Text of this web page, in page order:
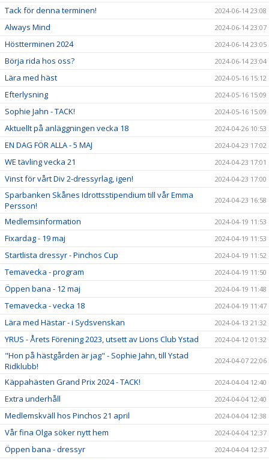
Tack för denna terminen! 2024-06-14 23:08
Always Mind 2024-06-14 23:07
Höstterminen 2024 2024-06-14 23:05
Börja rida hos oss? 2024-06-14 23:04
Lära med häst 2024-05-16 15:12
Efterlysning 2024-05-16 15:09
Sophie Jahn - TACK! 2024-05-16 15:09
Aktuellt på anläggningen vecka 18 2024-04-26 10:53
EN DAG FÖR ALLA - 5 MAJ 2024-04-23 17:02
WE tävling vecka 21 2024-04-23 17:01
Vinst för vårt Div 2-dressyrlag, igen! 2024-04-23 17:00
Sparbanken Skånes Idrottsstipendium till vår Emma
Persson!
2024-04-23 16:58
Medlemsinformation 2024-04-19 11:53
Fixardag - 19 maj 2024-04-19 11:53
Startlista dressyr - Pinchos Cup 2024-04-19 11:52
Temavecka - program 2024-04-19 11:50
Öppen bana - 12 maj 2024-04-19 11:48
Temavecka - vecka 18 2024-04-19 11:47
Lära med Hästar - i Sydsvenskan 2024-04-13 21:32
YRUS - Årets Förening 2023, utsett av Lions Club Ystad 2024-04-12 01:32
"Hon på hästgården är jag" - Sophie Jahn, till Ystad
Ridklubb!
2024-04-07 22:06
Käppahästen Grand Prix 2024 - TACK! 2024-04-04 12:40
Extra underhåll 2024-04-04 12:40
Medlemskväll hos Pinchos 21 april 2024-04-04 12:38
Vår fina Olga söker nytt hem 2024-04-04 12:37
Öppen bana - dressyr 2024-04-04 12:37